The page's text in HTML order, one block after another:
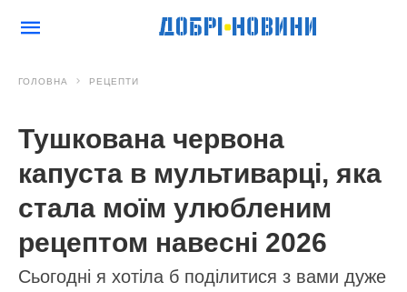
ГОЛОВНА РЕЦЕПТИ
Тушкована червона
капуста в мультиварці, яка
стала моїм улюбленим
рецептом навесні 2026
Сьогодні я хотіла б поділитися з вами дуже